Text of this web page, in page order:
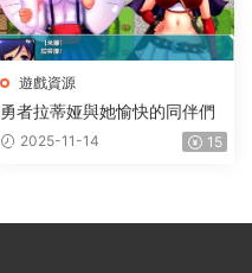
遊戲資源
勇者拉蒂娅與她愉快的同伴們
2025-11-14 15